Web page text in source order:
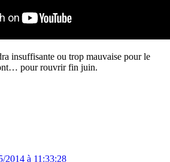
insuffisante ou trop mauvaise pour le
pour rouvrir fin juin.
2014 à 11:33:28